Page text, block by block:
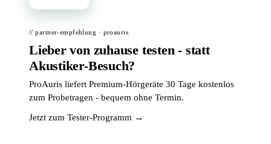
// partner-empfehlung · proauris
Lieber von zuhause testen - statt
Akustiker-Besuch?
ProAuris liefert Premium-Hörgeräte 30 Tage kostenlos
zum Probetragen - bequem ohne Termin.
Jetzt zum Tester-Programm →